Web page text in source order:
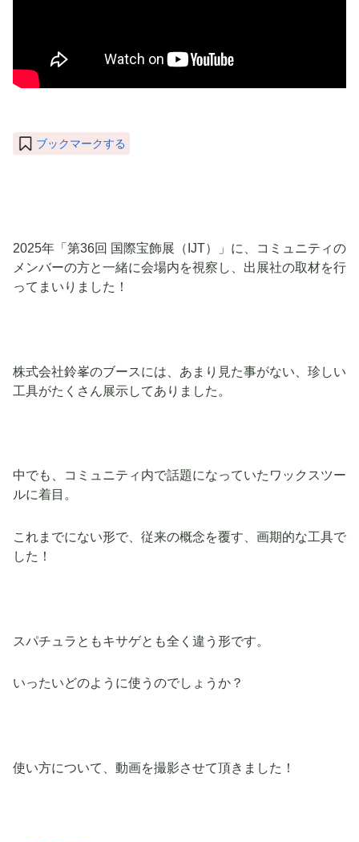
ブックマークする
2025年「第36回 国際宝飾展（IJT）」に、コミュニティの
メンバーの方と一緒に会場内を視察し、出展社の取材を行
ってまいりました！
株式会社鈴峯のブースには、あまり見た事がない、珍しい
工具がたくさん展示してありました。
中でも、コミュニティ内で話題になっていたワックスツー
ルに着目。
これまでにない形で、従来の概念を覆す、画期的な工具で
した！
スパチュラともキサゲとも全く違う形です。
いったいどのように使うのでしょうか？
使い方について、動画を撮影させて頂きました！